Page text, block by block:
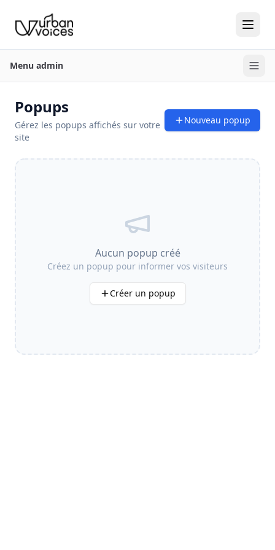
Menu admin
Popups
Gérez les popups affichés sur votre
site
Nouveau popup
Aucun popup créé
Créez un popup pour informer vos visiteurs
Créer un popup